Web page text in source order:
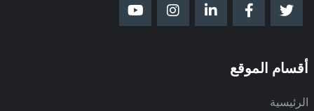
أقسام الموقع
الرئيسية